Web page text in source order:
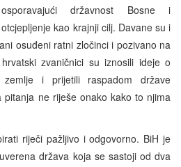
državnost Bosne i
kao krajnji cilj. Davane su i
osuđeni ratni zločinci i pozivano na
zvaničnici su iznosili ideje o
zemlje i prijetili raspadom države
pitanja ne riješe onako kako to njima
riječi pažljivo i odgovorno. BiH je
država koja se sastoji od dva